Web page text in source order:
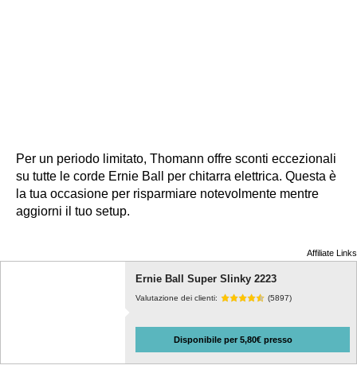
Per un periodo limitato, Thomann offre sconti eccezionali
su tutte le corde Ernie Ball per chitarra elettrica. Questa è
la tua occasione per risparmiare notevolmente mentre
aggiorni il tuo setup.
Affiliate Links
Ernie Ball Super Slinky 2223
Valutazione dei clienti: (5897)
Disponibile per 5,80€ presso